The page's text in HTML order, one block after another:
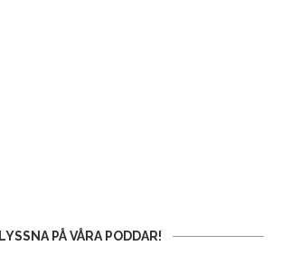
LYSSNA PÅ VÅRA PODDAR!